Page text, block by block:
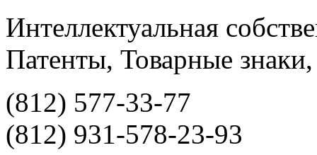
Интеллектуальная
Патенты, Товарные
(812) 577-33-77
(812) 931-578-23-93